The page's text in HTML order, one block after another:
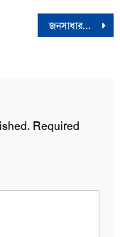
জনসাধারণের সঙ্গে অশোভন আচরণ করলে দোষী সেনাসদস্যদের বিরুদ্ধে আইনি ব্যবস্থা-আইএসপিআর
Required